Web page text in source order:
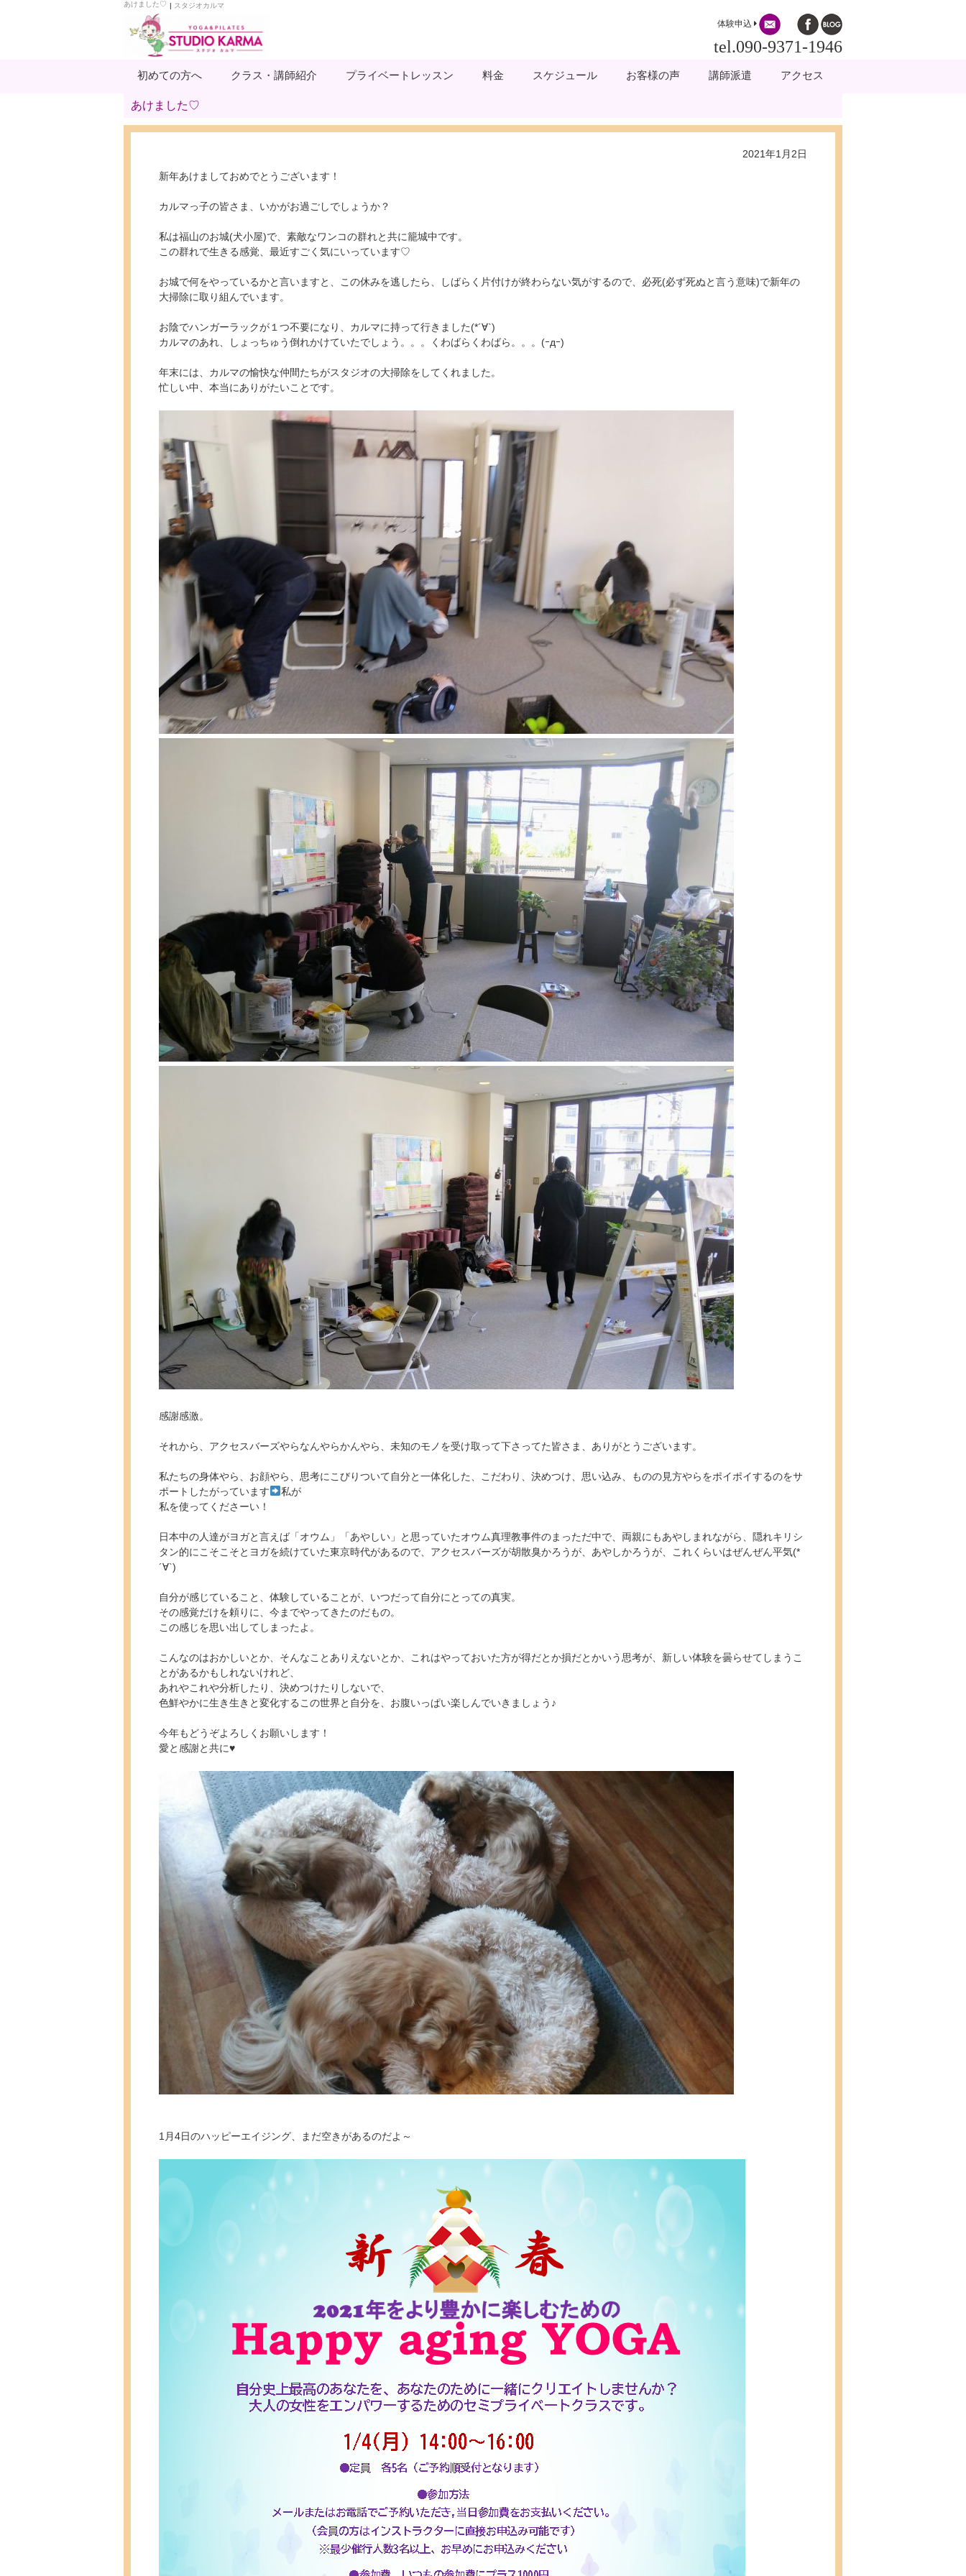
あけました♡ | スタジオカルマ
体験申込
tel.090-9371-1946
初めての方へ クラス・講師紹介 プライベートレッスン 料金 スケジュール お客様の声 講師派遣 アクセス
あけました♡
2021年1月2日
新年あけましておめでとうございます！
カルマっ子の皆さま、いかがお過ごしでしょうか？
私は福山のお城(犬小屋)で、素敵なワンコの群れと共に籠城中です。
この群れで生きる感覚、最近すごく気にいっています♡
お城で何をやっているかと言いますと、この休みを逃したら、しばらく片付けが終わらない気がするので、必死(必ず死ぬと言う意味)で新年の
大掃除に取り組んでいます。
お陰でハンガーラックが１つ不要になり、カルマに持って行きました(*´∀`)
カルマのあれ、しょっちゅう倒れかけていたでしょう。。。くわばらくわばら。。。(ｰдｰ)
年末には、カルマの愉快な仲間たちがスタジオの大掃除をしてくれました。
忙しい中、本当にありがたいことです。
感謝感激。
それから、アクセスバーズやらなんやらかんやら、未知のモノを受け取って下さってた皆さま、ありがとうございます。
私たちの身体やら、お顔やら、思考にこびりついて自分と一体化した、こだわり、決めつけ、思い込み、ものの見方やらをポイポイするのをサ
ポートしたがっています
私が
私を使ってくださーい！
日本中の人達がヨガと言えば「オウム」「あやしい」と思っていたオウム真理教事件のまっただ中で、両親にもあやしまれながら、隠れキリシ
タン的にこそこそとヨガを続けていた東京時代があるので、アクセスバーズが胡散臭かろうが、あやしかろうが、これくらいはぜんぜん平気(*
´∀`)
自分が感じていること、体験していることが、いつだって自分にとっての真実。
その感覚だけを頼りに、今までやってきたのだもの。
この感じを思い出してしまったよ。
こんなのはおかしいとか、そんなことありえないとか、これはやっておいた方が得だとか損だとかいう思考が、新しい体験を曇らせてしまうこ
とがあるかもしれないけれど、
あれやこれや分析したり、決めつけたりしないで、
色鮮やかに生き生きと変化するこの世界と自分を、お腹いっぱい楽しんでいきましょう♪
今年もどうぞよろしくお願いします！
愛と感謝と共に♥
1月4日のハッピーエイジング、まだ空きがあるのだよ～